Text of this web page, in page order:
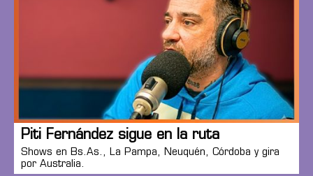
Piti Fernández sigue en la ruta
Shows en Bs.As., La Pampa, Neuquén, Córdoba y gira
por Australia.